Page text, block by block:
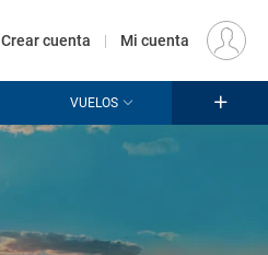
EUR
Crear cuenta | Mi cuenta
VUELOS